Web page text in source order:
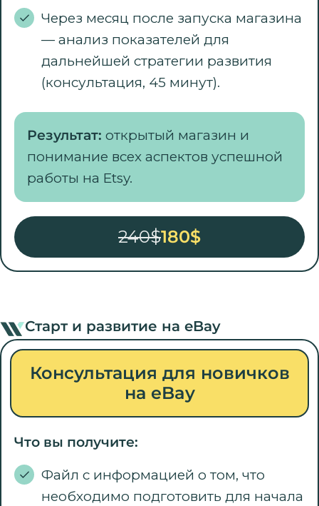
Через месяц после запуска магазина
— анализ показателей для
дальнейшей стратегии развития
(консультация, 45 минут).
Результат: открытый магазин и
понимание всех аспектов успешной
работы на Etsy.
240$180$
Старт и развитие на eBay
Консультация для новичков
на eBay
Что вы получите:
Файл с информацией о том, что
необходимо подготовить для начала